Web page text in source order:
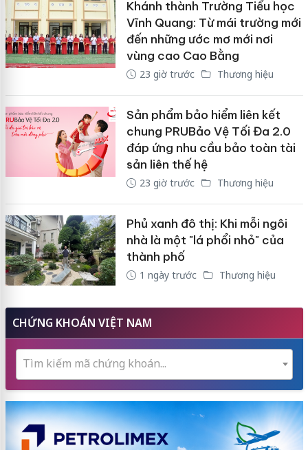
Khánh thành Trường Tiểu học
Vĩnh Quang: Từ mái trường mới
đến những ước mơ mới nơi
vùng cao Cao Bằng
23 giờ trước Thương hiệu
Sản phẩm bảo hiểm liên kết
chung PRUBảo Vệ Tối Đa 2.0
đáp ứng nhu cầu bảo toàn tài
sản liên thế hệ
23 giờ trước Thương hiệu
Phủ xanh đô thị: Khi mỗi ngôi
nhà là một "lá phổi nhỏ" của
thành phố
1 ngày trước Thương hiệu
CHỨNG KHOÁN VIỆT NAM
Tìm kiếm mã chứng khoán...